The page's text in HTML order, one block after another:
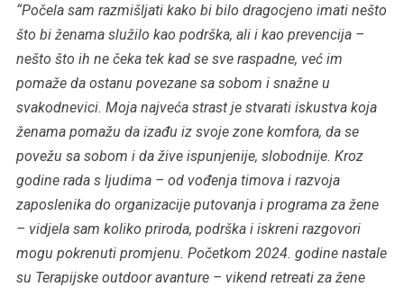
“Počela sam razmišljati kako bi bilo dragocjeno imati nešto
što bi ženama služilo kao podrška, ali i kao prevencija –
nešto što ih ne čeka tek kad se sve raspadne, već im
pomaže da ostanu povezane sa sobom i snažne u
svakodnevici. Moja najveća strast je stvarati iskustva koja
ženama pomažu da izađu iz svoje zone komfora, da se
povežu sa sobom i da žive ispunjenije, slobodnije. Kroz
godine rada s ljudima – od vođenja timova i razvoja
zaposlenika do organizacije putovanja i programa za žene
– vidjela sam koliko priroda, podrška i iskreni razgovori
mogu pokrenuti promjenu. Početkom 2024. godine nastale
su Terapijske outdoor avanture – vikend retreati za žene